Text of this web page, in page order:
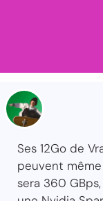
Ses 12Go de
peuvent
sera 360